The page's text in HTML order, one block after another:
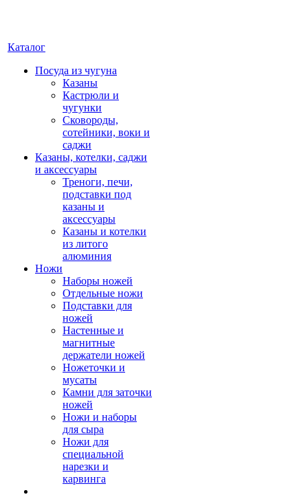
Каталог
Посуда из чугуна
Казаны
Кастрюли и
чугунки
Сковороды,
сотейники, воки и
саджи
Казаны, котелки, саджи
и аксессуары
Треноги, печи,
подставки под
казаны и
аксессуары
Казаны и котелки
из литого
алюминия
Ножи
Наборы ножей
Отдельные ножи
Подставки для
ножей
Настенные и
магнитные
держатели ножей
Ножеточки и
мусаты
Камни для заточки
ножей
Ножи и наборы
для сыра
Ножи для
специальной
нарезки и
карвинга